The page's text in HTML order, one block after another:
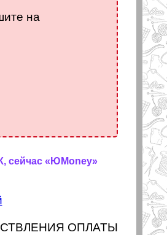
на
«ЮМоney»
ОПЛАТЫ